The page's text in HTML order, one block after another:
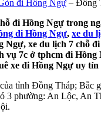
đi Hồng Ngự – Đồng
đi Hồng Ngự trong
đi Hồng Ngự, xe du
Ngự, xe du lịch 7 chỗ
vụ 7c ở tphcm đi
xe đi Hồng Ngự uy
tỉnh Đồng Tháp; Bắc
3 phường: An Lộc, An